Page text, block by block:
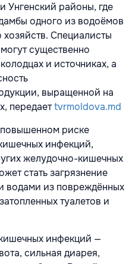
Унгенский районы, где
одного из водоёмов
Специалисты
существенно
и источниках, а
выращенной на
передаетtvrmoldova.md
риске
инфекций,
желудочно-кишечных
стать загрязнение
водами из повреждённых
туалетов и
инфекций —
сильная диарея,